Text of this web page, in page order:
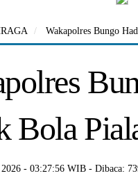
Wakapolres Bungo
Bola
- 03:27:56 WIB - Dibaca: